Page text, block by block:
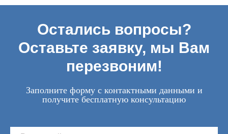
Остались вопросы?
Оставьте заявку, мы Вам
перезвоним!
Заполните форму с контактными данными и
получите бесплатную консультацию